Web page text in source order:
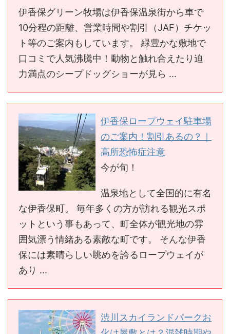
伊香保グリーン牧場は伊香保温泉街から車で
10分程の距離、営業時間や割引（JAF）チケッ
ト等のご案内もしています。 緑豊かな敷地で
口コミで人気沸騰中！動物と触れ合えたり迫
力満点のシープドッグショーが見ら ...
伊香保ロープウェイ駐車場
のご案内！割引あるの？｜
高所恐怖症注意
今が旬！
温泉地として全国的に有名
な伊香保町。 毎年多くの方が訪れる観光スポ
ットという事もあって、町全体が観光地の雰
囲気漂う情緒ある素敵な町です。 そんな伊香
保には素晴らしい眺めを誇るロープウェイが
あり ...
渋川スカイランドパークお